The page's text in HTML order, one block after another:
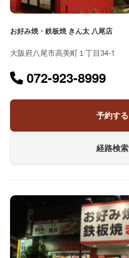
お好み焼・鉄板焼 きん太 八尾店
大阪府八尾市高美町１丁目34-1
072-923-8999
予約する
経路検索